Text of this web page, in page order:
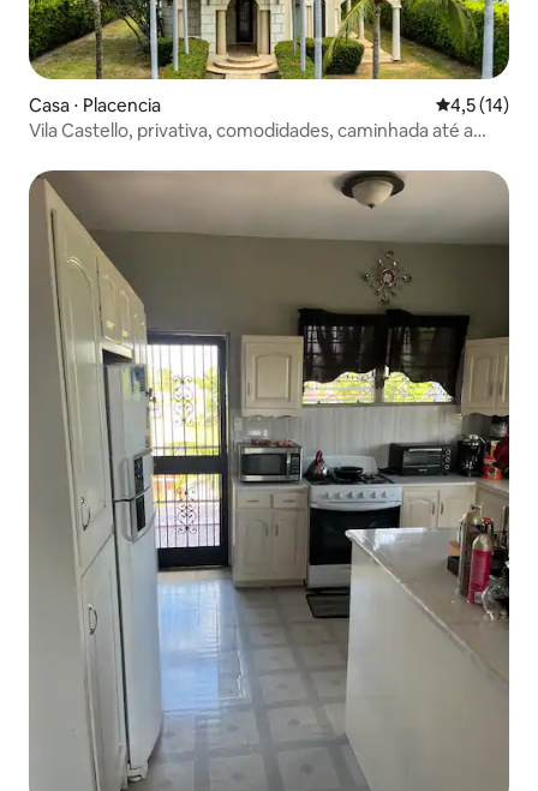
Casa ⋅ Placencia 4,5 de uma
4,5 (14)
Vila Castello, privativa, comodidades, caminhada até a